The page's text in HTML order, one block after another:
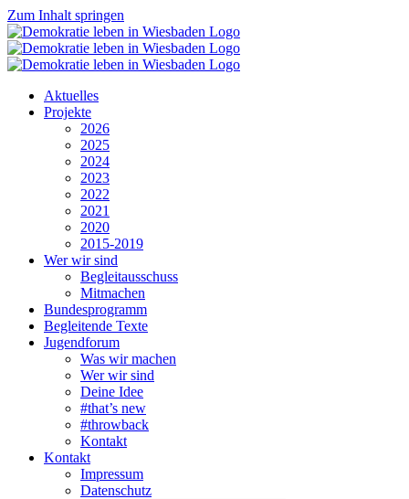
Zum Inhalt springen
Aktuelles
Projekte
2026
2025
2024
2023
2022
2021
2020
2015-2019
Wer wir sind
Begleitausschuss
Mitmachen
Bundesprogramm
Begleitende Texte
Jugendforum
Was wir machen
Wer wir sind
Deine Idee
#that’s new
#throwback
Kontakt
Kontakt
Impressum
Datenschutz